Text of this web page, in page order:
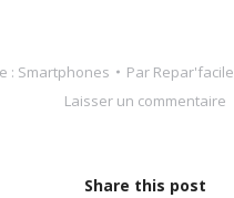
: Smartphones Par Repar'facile
Laisser un commentaire
Share this post